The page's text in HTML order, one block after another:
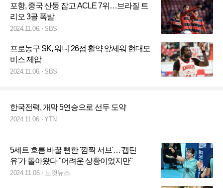
포항, 중국 산둥 잡고 ACLE 7위…브라질 트
리오 3골 폭발
2024.11.06. SBS
프로농구 SK, 워니 26점 활약 앞세워 현대모
비스 제압
2024.11.06. SBS
한국전력, 개막 5연승으로 선두 도약
2024.11.06. YTN
5세트 흐름 바꿀 뻔한 '깜짝 서브'…'캡틴
유'가 돌아왔다 "어려운 상황이었지만"
2024.11.06. 노컷뉴스